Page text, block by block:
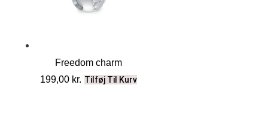
Freedom charm
199,00 kr. Tilføj Til Kurv